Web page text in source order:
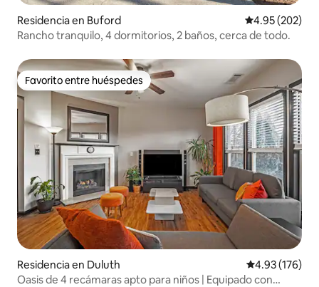
Residencia en Buford Calificación
4.95 (202)
Rancho tranquilo, 4 dormitorios, 2 baños, cerca de todo.
Favorito entre huéspedes
Favorito entre huéspedes
Residencia en Duluth Calificación
4.93 (176)
Oasis de 4 recámaras apto para niños | Equipado con